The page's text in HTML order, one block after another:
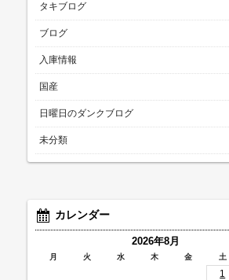
タキブログ
ブログ
入庫情報
国産
日曜日のダンクブログ
未分類
カレンダー
2026年8月
月 火 水 木 金 土
1